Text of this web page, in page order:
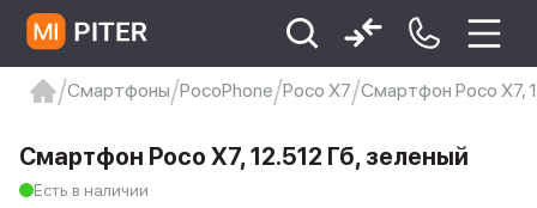
Xiaomi 9 про
xiaomi redmi 12c
Смартфоны PocoPhone Poco X7 Смартфон Poco X7,
Смартфон Poco X7, 12.512 Гб, зеленый
Есть в наличии